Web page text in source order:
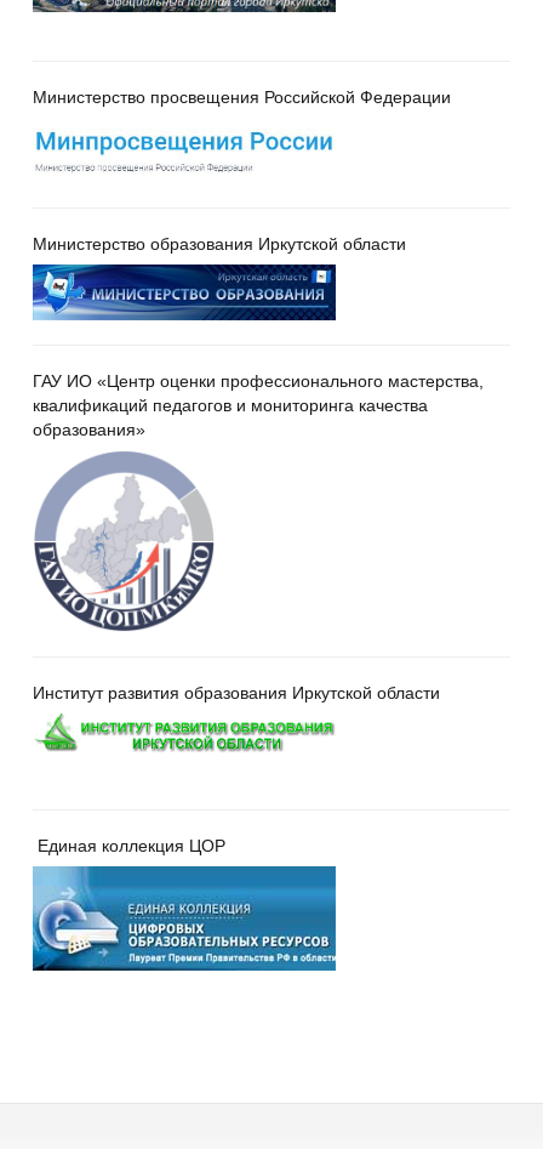
Министерство просвещения Российской Федерации
Министерство образования Иркутской области
ГАУ ИО «Центр оценки профессионального мастерства,
квалификаций педагогов и мониторинга качества
образования»
Институт развития образования Иркутской области
Единая коллекция ЦОР